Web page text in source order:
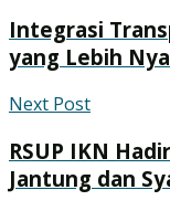
Integrasi
yang Lebih
Next Post
RSUP IKN
Jantung dan